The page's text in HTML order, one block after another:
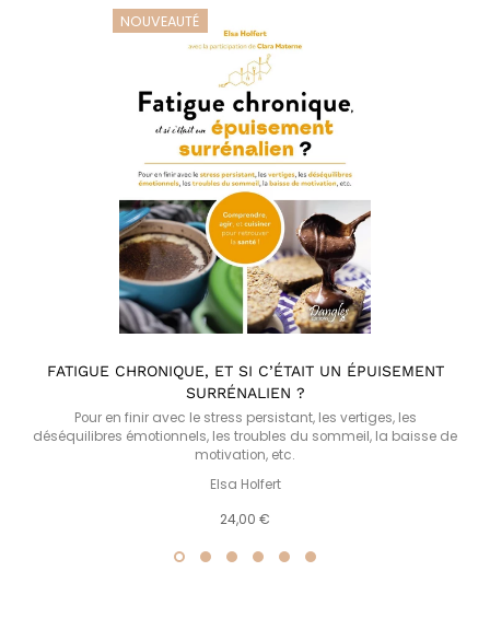
NOUVEAUTÉ
FATIGUE CHRONIQUE, ET SI C’ÉTAIT UN ÉPUISEMENT
SURRÉNALIEN ?
Pour en finir avec le stress persistant, les vertiges, les
déséquilibres émotionnels, les troubles du sommeil, la baisse de
motivation, etc.
Elsa Holfert
24,00 €